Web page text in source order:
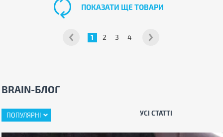
1 2 3 4
ПОКАЗАТИ ЩЕ ТОВАРИ
BRAIN-БЛОГ
ПОПУЛЯРНІ УСІ СТАТТІ